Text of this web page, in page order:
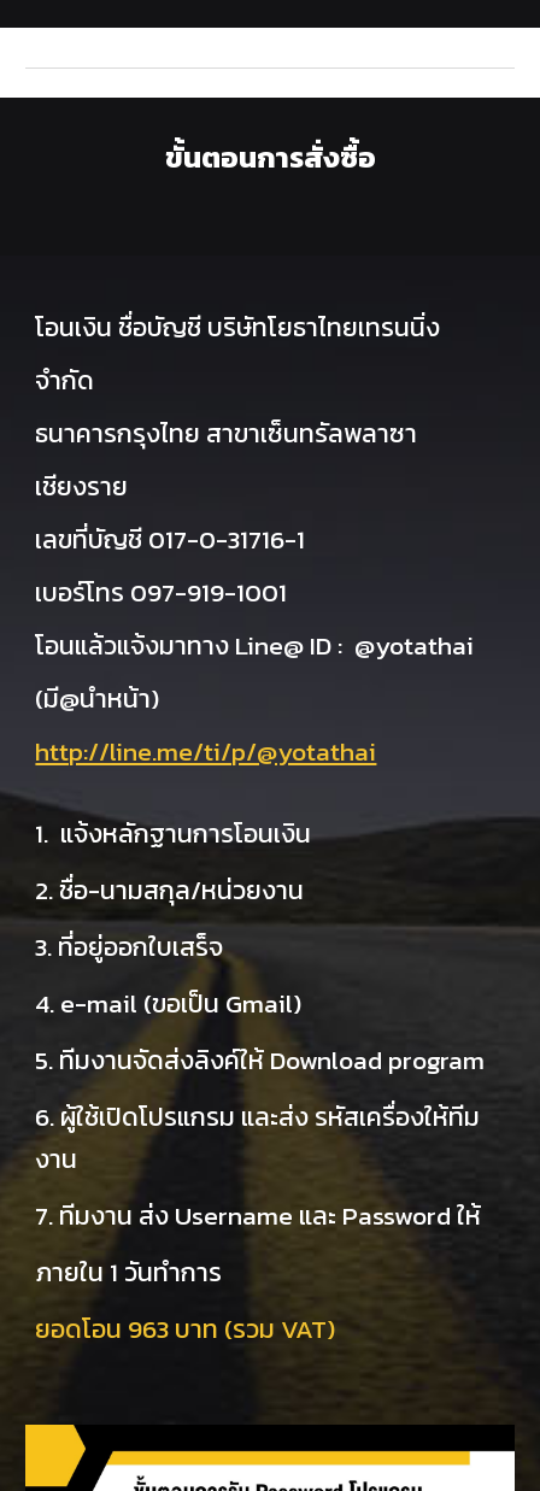
ขั้นตอนการสั่งซื้อ
โอนเงิน ชื่อบัญชี บริษัทโยธาไทยเทรนนิ่ง
จำกัด
ธนาคารกรุงไทย สาขาเซ็นทรัลพลาซา
เชียงราย
เลขที่บัญชี 017-0-31716-1
เบอร์โทร 097-919-1001
โอนแล้วแจ้งมาทาง Line@ ID : @yotathai
(มี@นำหน้า)
http://line.me/ti/p/@yotathai
1. แจ้งหลักฐานการโอนเงิน
2. ชื่อ-นามสกุล/หน่วยงาน
3. ที่อยู่ออกใบเสร็จ
4. e-mail (ขอเป็น Gmail)
5. ทีมงานจัดส่งลิงค์ให้ Download program
6. ผู้ใช้เปิดโปรแกรม และส่ง รหัสเครื่องให้ทีม
งาน
7. ทีมงาน ส่ง Username และ Password ให้
ภายใน 1 วันทำการ
ยอดโอน 963 บาท (รวม VAT)